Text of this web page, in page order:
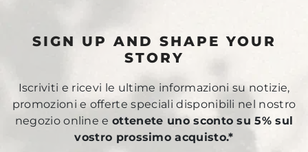
SIGN UP AND SHAPE YOUR
STORY
Iscriviti e ricevi le ultime informazioni su notizie,
promozioni e offerte speciali disponibili nel nostro
negozio online eottenete uno sconto su 5% sul
vostro prossimo acquisto.*